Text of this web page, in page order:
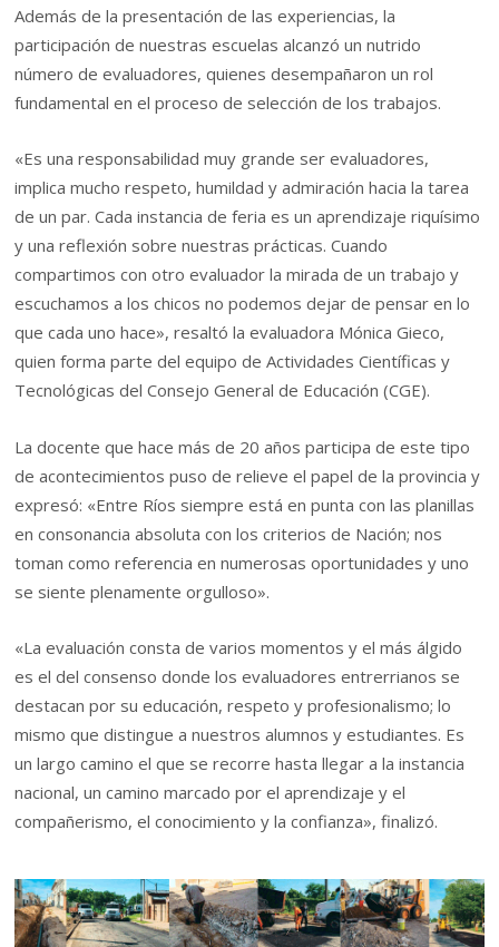
Además de la presentación de las experiencias, la
participación de nuestras escuelas alcanzó un nutrido
número de evaluadores, quienes desempañaron un rol
fundamental en el proceso de selección de los trabajos.
«Es una responsabilidad muy grande ser evaluadores,
implica mucho respeto, humildad y admiración hacia la tarea
de un par. Cada instancia de feria es un aprendizaje riquísimo
y una reflexión sobre nuestras prácticas. Cuando
compartimos con otro evaluador la mirada de un trabajo y
escuchamos a los chicos no podemos dejar de pensar en lo
que cada uno hace», resaltó la evaluadora Mónica Gieco,
quien forma parte del equipo de Actividades Científicas y
Tecnológicas del Consejo General de Educación (CGE).
La docente que hace más de 20 años participa de este tipo
de acontecimientos puso de relieve el papel de la provincia y
expresó: «Entre Ríos siempre está en punta con las planillas
en consonancia absoluta con los criterios de Nación; nos
toman como referencia en numerosas oportunidades y uno
se siente plenamente orgulloso».
«La evaluación consta de varios momentos y el más álgido
es el del consenso donde los evaluadores entrerrianos se
destacan por su educación, respeto y profesionalismo; lo
mismo que distingue a nuestros alumnos y estudiantes. Es
un largo camino el que se recorre hasta llegar a la instancia
nacional, un camino marcado por el aprendizaje y el
compañerismo, el conocimiento y la confianza», finalizó.